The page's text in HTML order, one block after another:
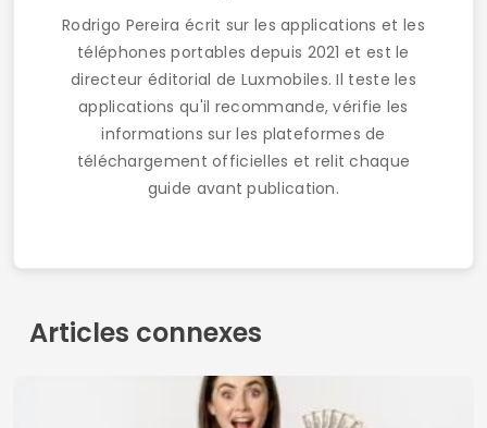
Rodrigo Pereira écrit sur les applications et les
téléphones portables depuis 2021 et est le
directeur éditorial de Luxmobiles. Il teste les
applications qu'il recommande, vérifie les
informations sur les plateformes de
téléchargement officielles et relit chaque
guide avant publication.
Articles connexes